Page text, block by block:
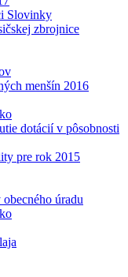
Slovinky
zbrojnice
menšín 2016
dotácií v pôsobnosti
pre rok 2015
úradu